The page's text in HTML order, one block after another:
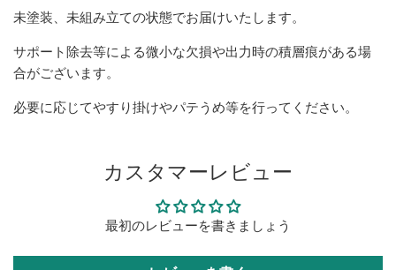
未塗装、未組み立ての状態でお届けいたします。
サポート除去等による微小な欠損や出力時の積層痕がある場
合がございます。
必要に応じてやすり掛けやパテうめ等を行ってください。
カスタマーレビュー
最初のレビューを書きましょう